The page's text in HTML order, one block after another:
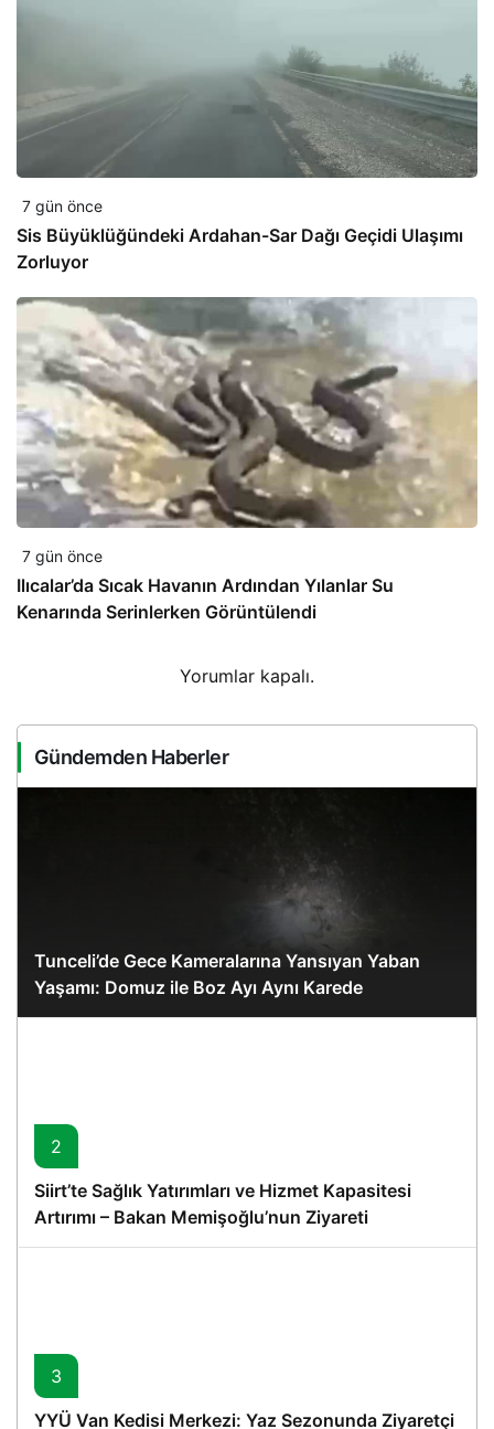
7 gün önce
Sis Büyüklüğündeki Ardahan-Sar Dağı Geçidi Ulaşımı
Zorluyor
7 gün önce
Ilıcalar’da Sıcak Havanın Ardından Yılanlar Su
Kenarında Serinlerken Görüntülendi
Yorumlar kapalı.
Gündemden Haberler
Tunceli’de Gece Kameralarına Yansıyan Yaban
Yaşamı: Domuz ile Boz Ayı Aynı Karede
2
Siirt’te Sağlık Yatırımları ve Hizmet Kapasitesi
Artırımı – Bakan Memişoğlu’nun Ziyareti
3
YYÜ Van Kedisi Merkezi: Yaz Sezonunda Ziyaretçi